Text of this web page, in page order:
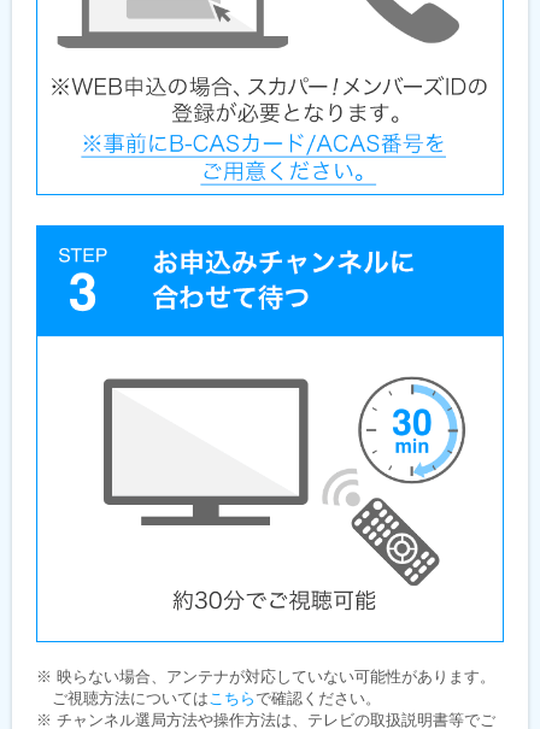
※ 映らない場合、アンテナが対応していない可能性があります。
ご視聴方法については こちらで確認ください。
※ チャンネル選局方法や操作方法は、テレビの取扱説明書等でご